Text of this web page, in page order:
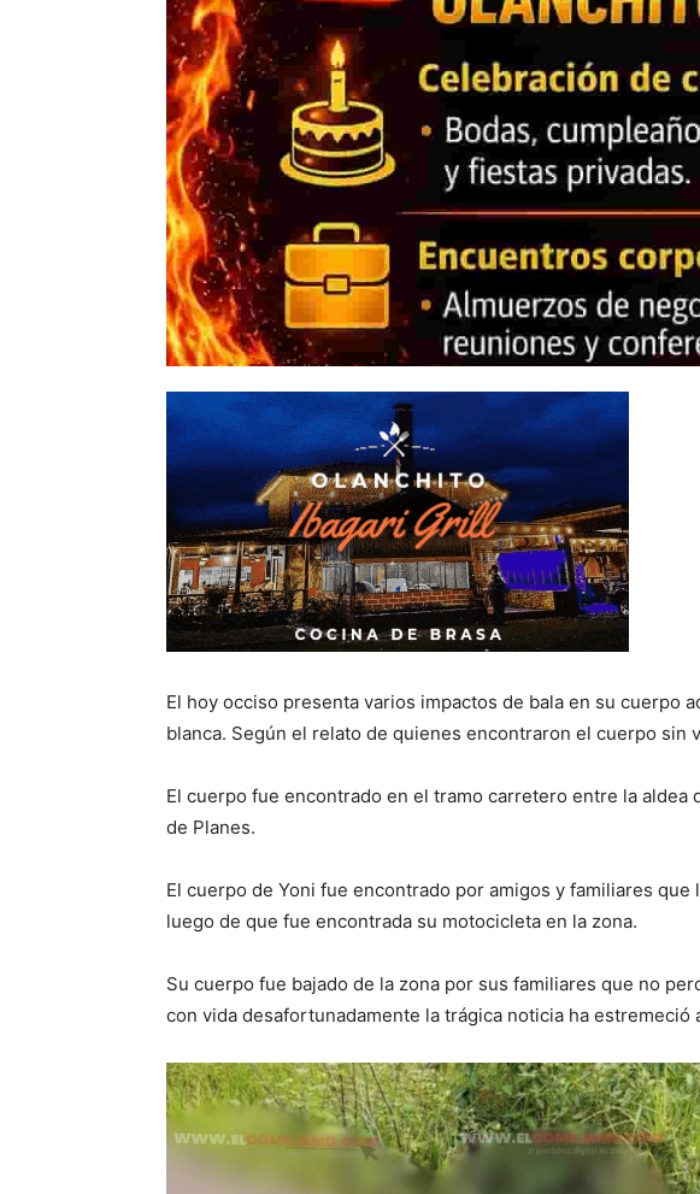
El hoy occiso presenta varios impactos de bala en su cuerpo
blanca. Según el relato de quienes encontraron el cuerpo sin
El cuerpo fue encontrado en el tramo carretero entre la
de Planes.
El cuerpo de Yoni fue encontrado por amigos y familiares
luego de que fue encontrada su motocicleta en la zona.
Su cuerpo fue bajado de la zona por sus familiares que no
con vida desafortunadamente la trágica noticia ha estremeció